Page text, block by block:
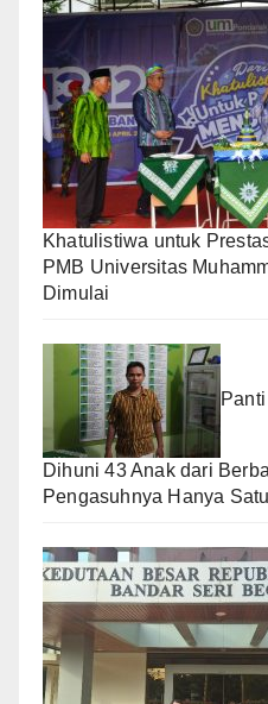
Khatulistiwa untuk
PMB Universitas
Dimulai
Dihuni 43 Anak dari
Pengasuhnya Hanya